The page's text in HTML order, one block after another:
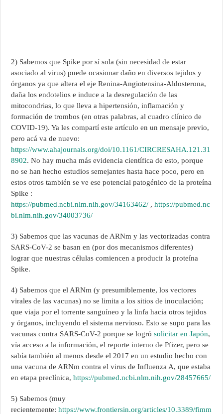
2) Sabemos que Spike por sí sola (sin necesidad de estar
asociado al virus) puede ocasionar daño en diversos tejidos y
órganos ya que altera el eje Renina-Angiotensina-Aldosterona,
daña los endotelios e induce a la desregulación de las
mitocondrias, lo que lleva a hipertensión, inflamación y
formación de trombos (en otras palabras, al cuadro clínico de
COVID-19). Ya les compartí este artículo en un mensaje previo,
pero acá va de nuevo:
https://www.ahajournals.org/doi/10.1161/CIRCRESAHA.121.31
8902. No hay mucha más evidencia científica de esto, porque
no se han hecho estudios semejantes hasta hace poco, pero en
estos otros también se ve ese potencial patogénico de la proteína
Spike :
https://pubmed.ncbi.nlm.nih.gov/34163462/ ,https://pubmed.nc
bi.nlm.nih.gov/34003736/
3) Sabemos que las vacunas de ARNm y las vectorizadas contra
SARS-CoV-2 se basan en (por dos mecanismos diferentes)
lograr que nuestras células comiencen a producir la proteína
Spike.
4) Sabemos que el ARNm (y presumiblemente, los vectores
virales de las vacunas) no se limita a los sitios de inoculación;
que viaja por el torrente sanguíneo y la linfa hacia otros tejidos
y órganos, incluyendo el sistema nervioso. Esto se supo para las
vacunas contra SARS-CoV-2 porque se logrósolicitar en Japón,
vía acceso a la información, el reporte interno de Pfizer, pero se
sabía también al menos desde el 2017 en un estudio hecho con
una vacuna de ARNm contra el virus de Influenza A, que estaba
en etapa preclínica,https://pubmed.ncbi.nlm.nih.gov/28457665/
5) Sabemos (muy
recientemente:https://www.frontiersin.org/articles/10.3389/fimm